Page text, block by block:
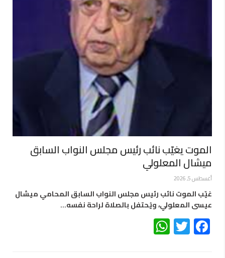
الموت يغيّب نائب رئيس مجلس النواب السابق
ميشال المعلولي
أغسطس 5, 2026
غيّب الموت نائب رئيس مجلس النواب السابق المحامي ميشال
عيسى المعلولي، ويُحتفل بالصلاة لراحة نفسه…
Facebook
Twitter